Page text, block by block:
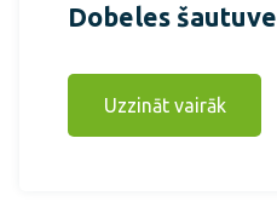
Dobeles šautuve
Uzzināt vairāk